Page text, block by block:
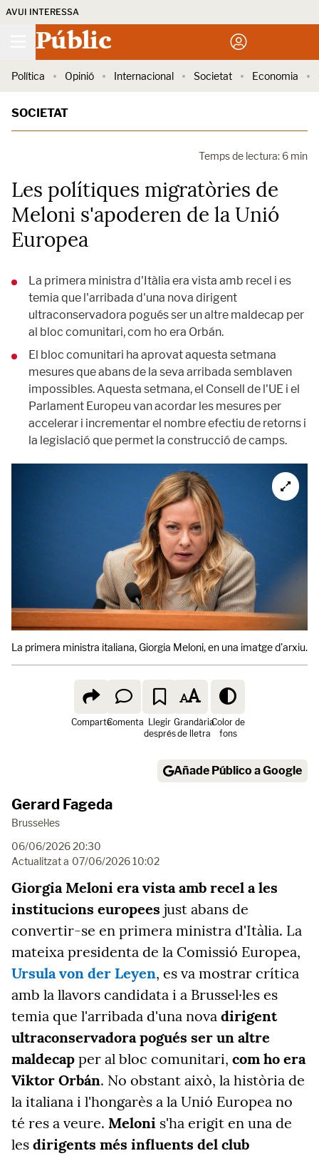
AVUI INTERESSA
Públic
Política Opinió Internacional Societat Economia
SOCIETAT
Temps de lectura: 6 min
Les polítiques migratòries de
Meloni s'apoderen de la Unió
Europea
La primera ministra d'Itàlia era vista amb recel i es
temia que l'arribada d'una nova dirigent
ultraconservadora pogués ser un altre maldecap per
al bloc comunitari, com ho era Orbán.
El bloc comunitari ha aprovat aquesta setmana
mesures que abans de la seva arribada semblaven
impossibles. Aquesta setmana, el Consell de l'UE i el
Parlament Europeu van acordar les mesures per
accelerar i incrementar el nombre efectiu de retorns i
la legislació que permet la construcció de camps.
La primera ministra italiana, Giorgia Meloni, en una imatge d'arxiu.
ComparteComenta Llegir
després
Grandària
de lletra
Color de
fons
Añade Público a Google
Gerard Fageda
Brussel·les
06/06/2026 20:30
Actualitzat a 07/06/2026 10:02
Giorgia Meloni era vista amb recel a les
institucions europees just abans de
convertir-se en primera ministra d'Itàlia. La
mateixa presidenta de la Comissió Europea,
Ursula von der Leyen, es va mostrar crítica
amb la llavors candidata i a Brussel·les es
temia que l'arribada d'una nova dirigent
ultraconservadora pogués ser un altre
maldecap per al bloc comunitari, com ho era
Viktor Orbán. No obstant això, la història de
la italiana i l'hongarès a la Unió Europea no
té res a veure. Meloni s'ha erigit en una de
les dirigents més influents del club